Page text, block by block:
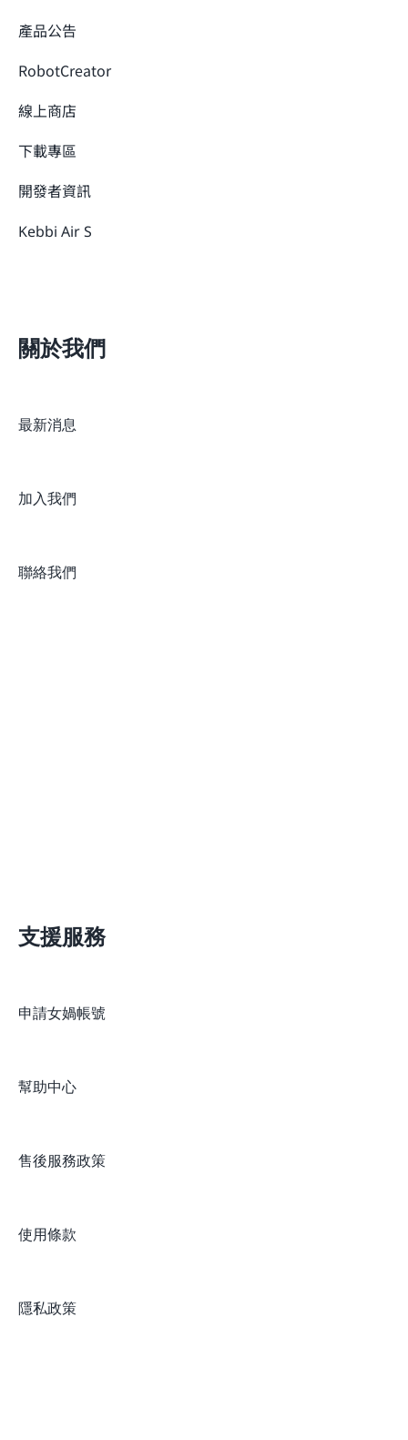
產品公告
RobotCreator
線上商店
下載專區
開發者資訊
Kebbi Air S
關於我們
最新消息
加入我們
聯絡我們
支援服務
申請女媧帳號
幫助中心
售後服務政策
使用條款
隱私政策